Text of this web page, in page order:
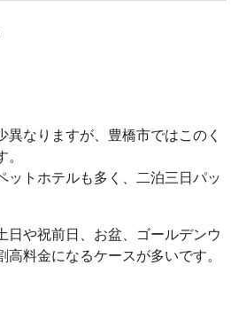
異なりますが、豊橋市ではこのく
ットホテルも多く、二泊三日パッ
日や祝前日、お盆、ゴールデンウ
高料金になるケースが多いです。